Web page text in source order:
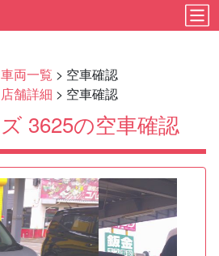
車両一覧 > 空車確認
店舗詳細 > 空車確認
3625の空車確認